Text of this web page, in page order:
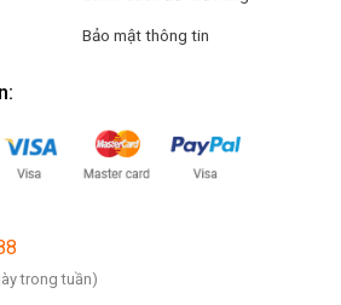
Bảo mật thông tin
trong tuần)